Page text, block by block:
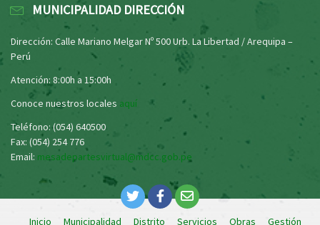
MUNICIPALIDAD DIRECCIÓN
Dirección: Calle Mariano Melgar Nº 500 Urb. La Libertad / Arequipa –
Perú
Atención: 8:00h a 15:00h
Conoce nuestros locales aquí
Teléfono: (054) 640500
Fax: (054) 254 776
Email: mesadepartesvirtual@mdcc.gob.pe
Inicio Municipalidad Distrito Servicios Obras Gestión